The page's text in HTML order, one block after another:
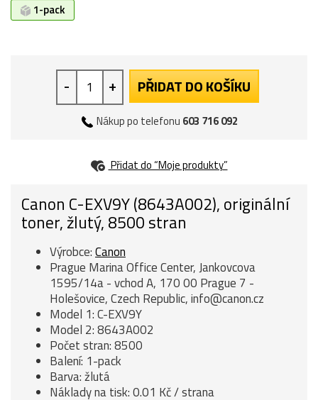
1-pack
- + PŘIDAT DO KOŠÍKU
Nákup po telefonu 603 716 092
Přidat do “Moje produkty”
Canon C-EXV9Y (8643A002), originální
toner, žlutý, 8500 stran
Výrobce:Canon
Prague Marina Office Center, Jankovcova
1595/14a - vchod A, 170 00 Prague 7 -
Holešovice, Czech Republic, info@canon.cz
Model 1: C-EXV9Y
Model 2: 8643A002
Počet stran: 8500
Balení: 1-pack
Barva: žlutá
Náklady na tisk: 0.01 Kč / strana